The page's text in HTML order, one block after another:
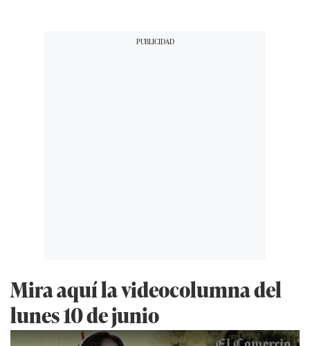
Mira aquí la videocolumna del
lunes 10 de junio